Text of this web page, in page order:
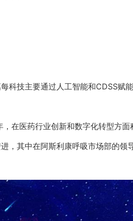
科技主要通过人工智能和CDSS赋
在医药行业创新和数字化转型方
，其中在阿斯利康呼吸市场部的领